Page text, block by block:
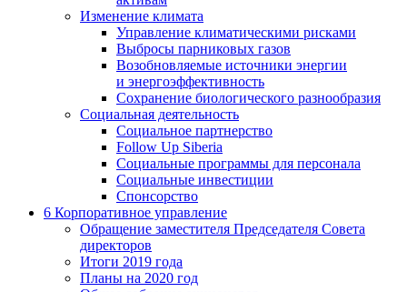
Изменение климата
Управление климатическими рисками
Выбросы парниковых газов
Возобновляемые источники энергии
и энергоэффективность
Сохранение биологического разнообразия
Социальная деятельность
Социальное партнерство
Follow Up Siberia
Социальные программы для персонала
Социальные инвестиции
Спонсорство
6 Корпоративное управление
Обращение заместителя Председателя Совета
директоров
Итоги 2019 года
Планы на 2020 год